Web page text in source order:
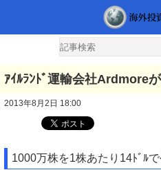
ｱｲﾙﾗﾝﾄﾞ運輸会社Ardmore
2013年8月2日 18:00
1000万株を1株あたり14ﾄﾞﾙで